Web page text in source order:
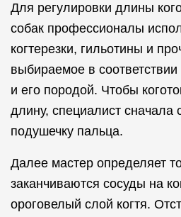
Для регулировки длины
собак профессионалы
когтерезки, гильотины и
выбираемое в
и его породой. Чтобы
длину, специалист сначала
подушечку пальца.
Далее мастер определяет
заканчиваются сосуды на
ороговелый слой когтя.